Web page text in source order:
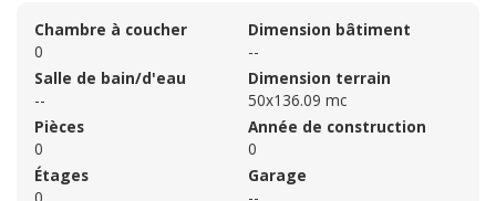
Chambre à coucher
0
Salle de bain/d'eau
--
Pièces
0
Étages
0
Dimension bâtiment
--
Dimension terrain
50x136.09 mc
Année de construction
0
Garage
--